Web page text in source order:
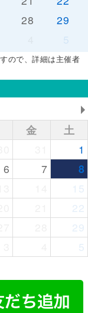
28
29
5
ので、詳細は主催者
金
土
1
6 7
8
15
22
29
5